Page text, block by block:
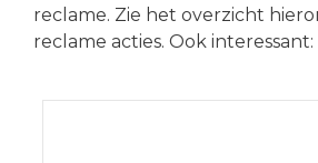
reclame. Zie het overzicht
reclame acties. Ook interessant: